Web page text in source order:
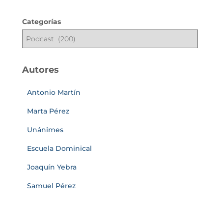
Categorías
Autores
Antonio Martín
Marta Pérez
Unánimes
Escuela Dominical
Joaquín Yebra
Samuel Pérez